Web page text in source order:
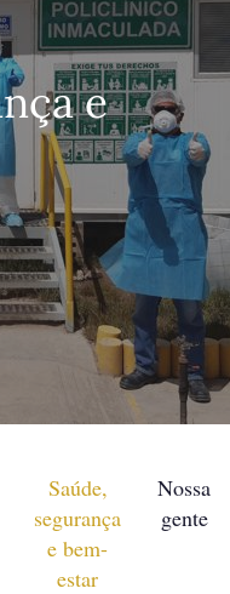
e
Saúde,
segurança
e bem-
estar
Nossa
gente